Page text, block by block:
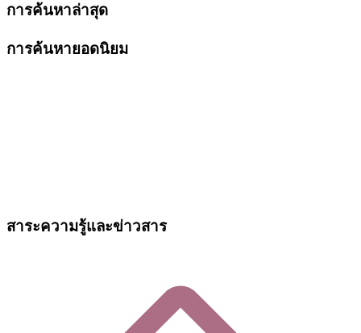
การค้นหาล่าสุด
การค้นหายอดนิยม
สาระความรู้และข่าวสาร